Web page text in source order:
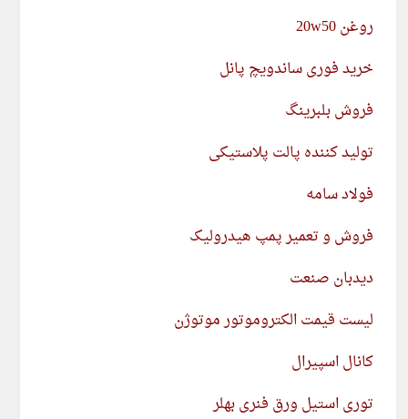
روغن 20w50
خرید فوری ساندویچ پانل
فروش بلبرینگ
تولید کننده پالت پلاستیکی
فولاد سامه
فروش و تعمیر پمپ هیدرولیک
دیدبان صنعت
لیست قیمت الکتروموتور موتوژن
کانال اسپیرال
توری استیل ورق فنری بهلر